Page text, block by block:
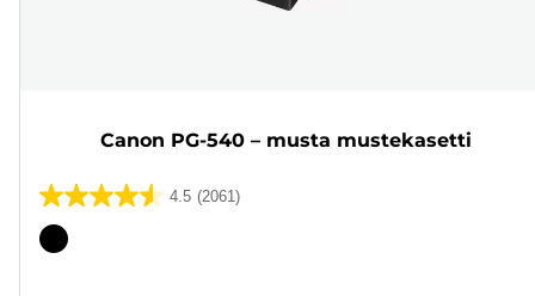
Canon PG-540 – musta mustekasetti
4.5 (2061)
4.5/5
tähteä.
Värikasetti